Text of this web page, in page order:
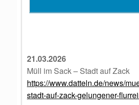
21.03.2026
Müll im Sack – Stadt auf Zack
https://www.datteln.de/news/
stadt-auf-zack-gelungener-